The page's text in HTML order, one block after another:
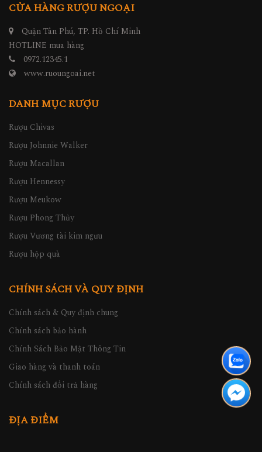
CỬA HÀNG RƯỢU NGOẠI
Quận Tân Phú, TP. Hồ Chí Minh
HOTLINE mua hàng
0972.12345.1
www.ruoungoai.net
DANH MỤC RƯỢU
Rượu Chivas
Rượu Johnnie Walker
Rượu Macallan
Rượu Hennessy
Rượu Meukow
Rượu Phong Thủy
Rượu Vương tài kim ngưu
Rượu hộp quà
CHÍNH SÁCH VÀ QUY ĐỊNH
Chính sách & Quy định chung
Chính sách bảo hành
Chính Sách Bảo Mật Thông Tin
Giao hàng và thanh toán
Chính sách đổi trả hàng
ĐỊA ĐIỂM